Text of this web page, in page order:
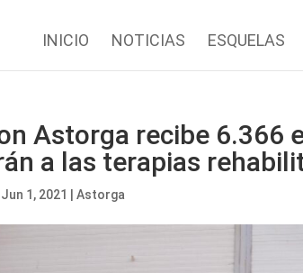
INICIO NOTICIAS ESQUELAS
Astorga recibe 6.366
a las terapias
Jun 1, 2021 |Astorga